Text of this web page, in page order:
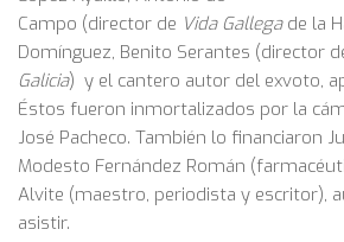
Campo (director de Vida Gallegade la
Domínguez, Benito Serantes (director
Galicia) y el cantero autor del exvoto,
Éstos fueron inmortalizados por la
José Pacheco. También lo financiaron
Modesto Fernández Román
Alvite (maestro, periodista y escritor),
asistir.